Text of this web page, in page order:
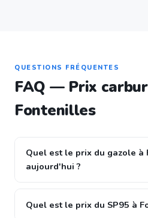
QUESTIONS FRÉQUENTES
FAQ — Prix
Fontenilles
Quel est le prix du gazole à
aujourd'hui ?
Quel est le prix du SP95 à